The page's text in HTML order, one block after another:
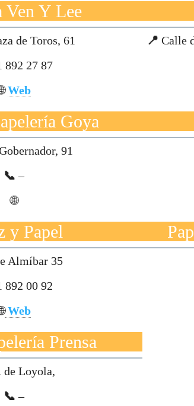
Ven Y Lee
de Toros, 61
892 27 87
Web
Goya
91
📞 –
🌐
y Papel
Almíbar 35
892 00 92
Web
Prensa
de Loyola,
📞 –
📍 Calle